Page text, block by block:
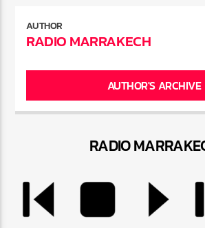
AUTHOR
RADIO MARRAKECH
AUTHOR'S ARCHIVE
RADIO